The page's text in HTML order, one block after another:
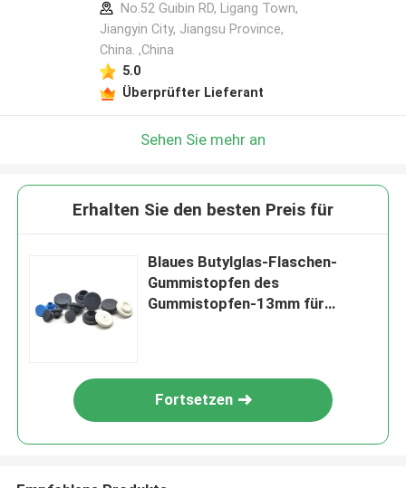
No.52 Guibin RD, Ligang Town,
Jiangyin City, Jiangsu Province,
China. ,China
5.0
Überprüfter Lieferant
Sehen Sie mehr an
Erhalten Sie den besten Preis für
Blaues Butylglas-Flaschen-
Gummistopfen des
Gummistopfen-13mm für
Fortsetzen